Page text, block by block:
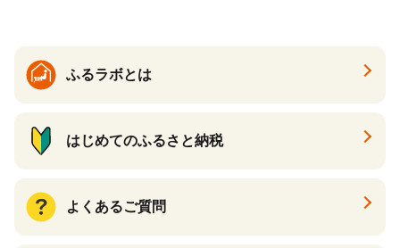
ふるラボとは
はじめてのふるさと納税
よくあるご質問